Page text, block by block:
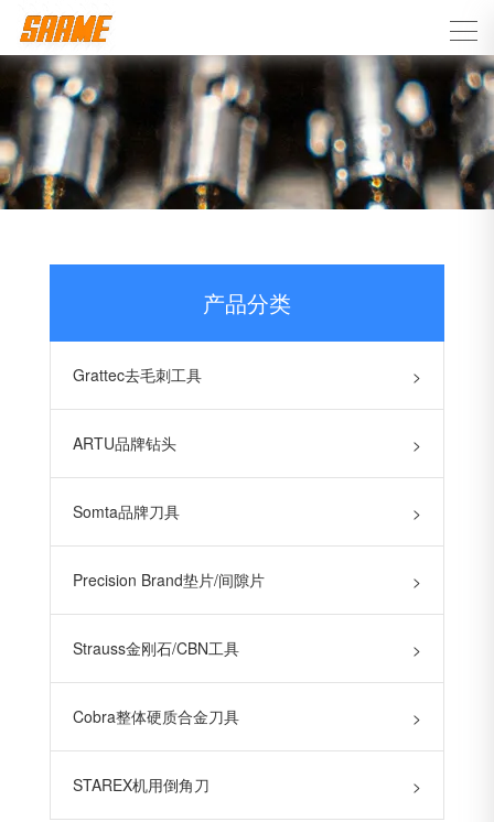
产品分类
Grattec去毛刺工具 >
ARTU品牌钻头 >
Somta品牌刀具 >
Precision Brand垫片/间隙片 >
Strauss金刚石/CBN工具 >
Cobra整体硬质合金刀具 >
STAREX机用倒角刀 >